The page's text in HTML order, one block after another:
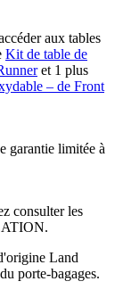
aux tables
Kit de table de
et 1 plus
– de Front
garantie limitée à
consulter les
Land
porte-bagages.